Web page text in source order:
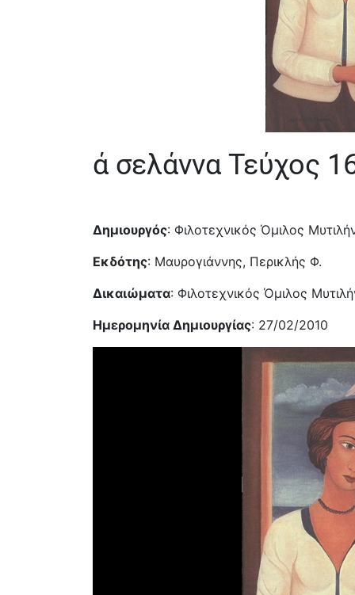
ά σελάννα Τεύχος
Δημιουργός: Φιλοτεχνικός Όμιλος
Εκδότης: Μαυρογιάννης, Περικλής Φ.
Δικαιώματα: Φιλοτεχνικός Όμιλος
Ημερομηνία Δημιουργίας: 27/02/2010